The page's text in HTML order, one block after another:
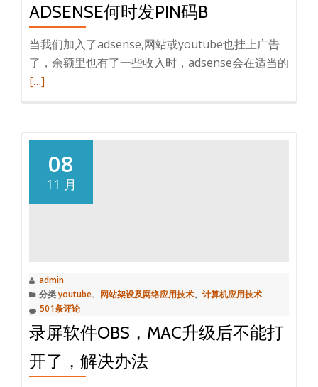
ADSENSE何时发PIN码B
当我们加入了adsense,网站或youtube也挂上广告
了，余额里也有了一些收入时，adsense会在适当的
[…]
08
11 月
admin
分类youtube、 网站架设及网络应用技术、 计算机应用技术
501条评论
录屏软件OBS，MAC升级后不能打
开了，解决办法